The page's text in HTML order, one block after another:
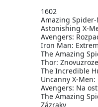
1602
Amazing
Astonishing X-
Avengers:
Iron Man:
The Amazing
Thor:
The Incredible
Uncanny X-
Avengers: Na
The Amazing
Zázraky